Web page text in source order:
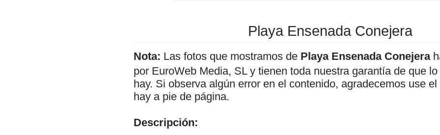
Playa Ensenada Conejera
Nota: Las fotos que mostramos de Playa Ensenada Conejera
por EuroWeb Media, SL y tienen toda nuestra garantía de que
hay. Si observa algún error en el contenido, agradecemos use
hay a pie de página.
Descripción: